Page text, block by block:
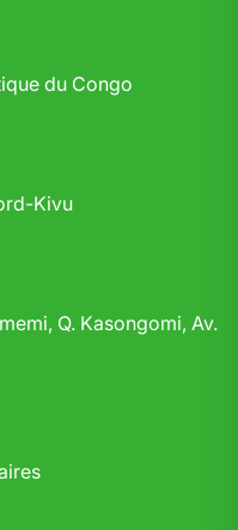
du Congo
Kivu
Q. Kasongomi, Av.